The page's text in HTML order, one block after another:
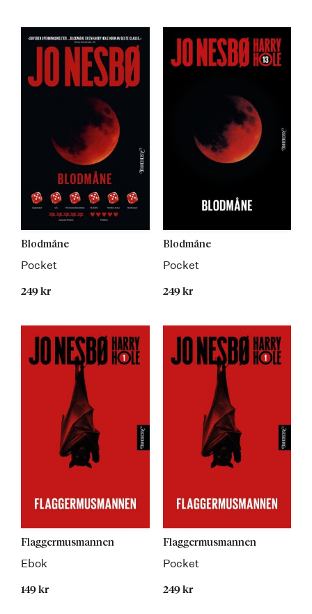
Blodmåne
Pocket
249 kr
Blodmåne
Pocket
249 kr
Flaggermusmannen
Ebok
149 kr
Flaggermusmannen
Pocket
249 kr